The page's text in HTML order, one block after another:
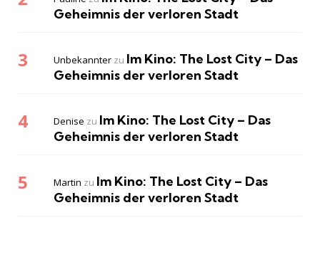
Geheimnis der verloren Stadt
Unbekannter zu Im Kino: The Lost City – Das
Geheimnis der verloren Stadt
Denise zu Im Kino: The Lost City – Das
Geheimnis der verloren Stadt
Martin zu Im Kino: The Lost City – Das
Geheimnis der verloren Stadt